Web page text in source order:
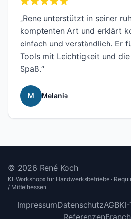
„Rene unterstützt in seiner
komptenten Art und erklärt
einfach und verständlich. Er
Tools mit Leichtigkeit und
Spaß.“
M Melanie
© 2026 René Koch
KI-Workshops für Handwerksbetriebe ·
/ Mittelhessen
ImpressumDatenschutzAGB
Referenzen